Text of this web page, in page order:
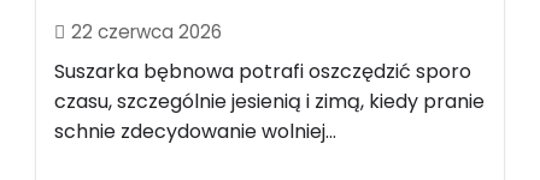
22 czerwca 2026
Suszarka bębnowa potrafi oszczędzić sporo
czasu, szczególnie jesienią i zimą, kiedy pranie
schnie zdecydowanie wolniej...